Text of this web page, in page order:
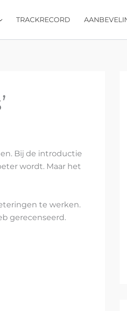
TRACKRECORD
Bij de introductie
wordt. Maar het
te werken.
gerecenseerd.